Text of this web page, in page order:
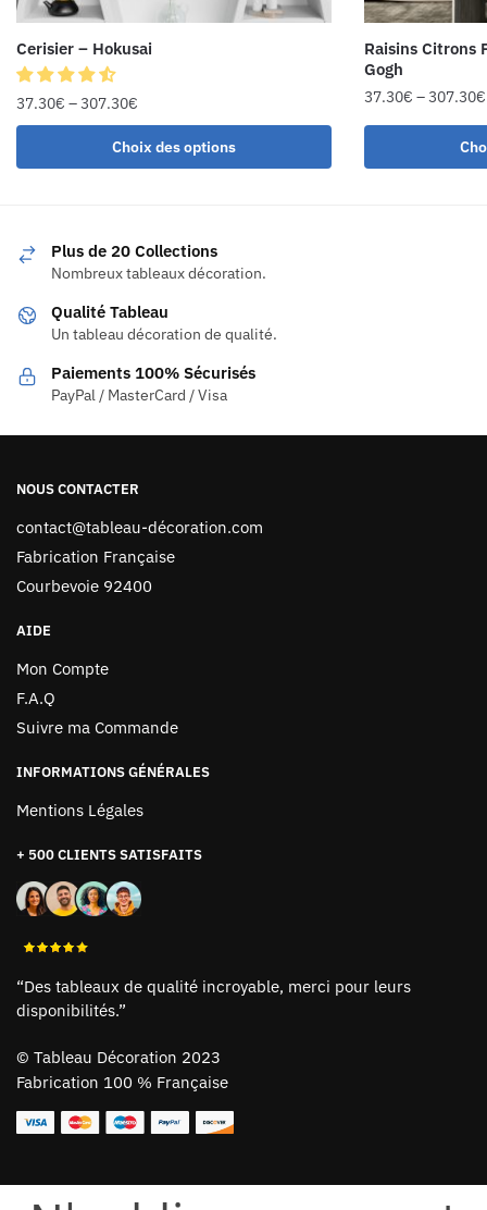
Cerisier – Hokusai
37.30€ –307.30€
Choix des options
Raisins Citrons
Gogh
37.30€ –307.30€
Plus de 20 Collections
Nombreux tableaux décoration.
Qualité Tableau
Un tableau décoration de qualité.
Paiements 100% Sécurisés
PayPal / MasterCard / Visa
NOUS CONTACTER
contact@tableau-décoration.com
Fabrication Française
Courbevoie 92400
AIDE
Mon Compte
F.A.Q
Suivre ma Commande
INFORMATIONS GÉNÉRALES
Mentions Légales
+ 500 CLIENTS SATISFAITS
“Des tableaux de qualité incroyable, merci pour leurs
disponibilités.”
© Tableau Décoration 2023
Fabrication 100 % Française